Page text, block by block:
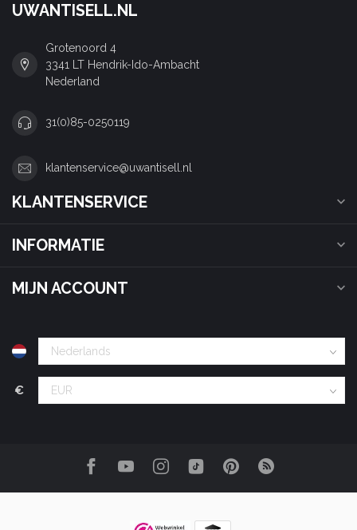
UWANTISELL.NL
Grotenoord 4
3341 LT Hendrik-Ido-Ambacht
Nederland
31(0)85-0250119
klantenservice@uwantisell.nl
KLANTENSERVICE
INFORMATIE
MIJN ACCOUNT
€